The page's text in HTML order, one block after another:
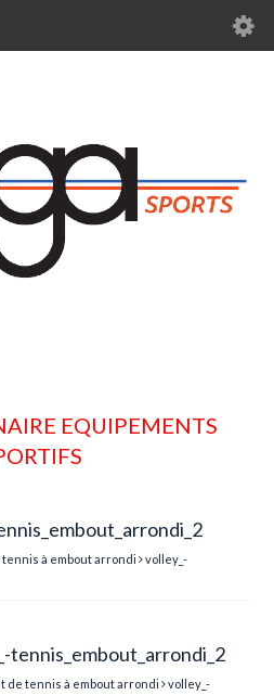
EQUIPEMENTS
à embout arrondi
volley_-
tennis_embout_arrondi_2
de tennis à embout arrondi
volley_-